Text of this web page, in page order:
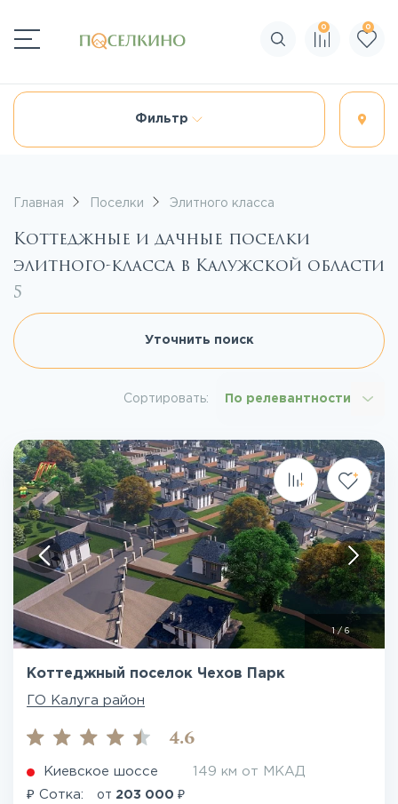
Поиск по сайту
0 0
Фильтр
Главная Поселки Элитного класса
Коттеджные и дачные поселки
элитного-класса в Калужской области
5
Уточнить поиск
Сортировать: По релевантности
1/ 6
Коттеджный поселок Чехов Парк
ГО Калуга район
4.6
Киевское шоссе 149 км от МКАД
₽ Сотка: от 203 000 ₽